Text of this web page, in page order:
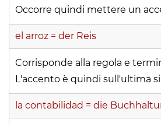
Occorre quindi mettere un
el arroz = der Reis
Corrisponde alla regola e
L'accento è quindi sull'ultima
la contabilidad = die